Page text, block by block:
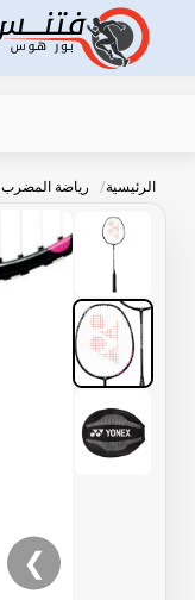
الرئيسية رياضة المضرب
❯